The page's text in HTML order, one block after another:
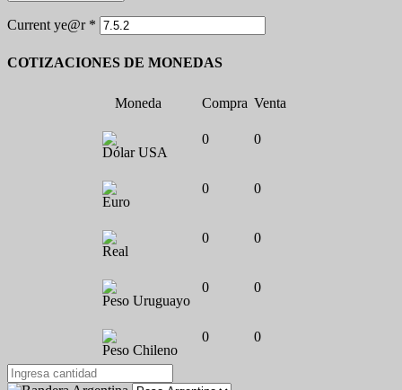
Current ye@r *
COTIZACIONES DE MONEDAS
Moneda Compra Venta
Dólar USA
0 0
Euro
0 0
Real
0 0
Peso Uruguayo
0 0
Peso Chileno
0 0